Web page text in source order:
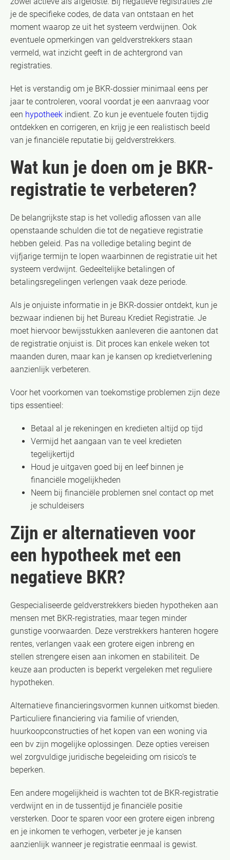
je de specifieke codes, de data van ontstaan en het
moment waarop ze uit het systeem verdwijnen. Ook
eventuele opmerkingen van geldverstrekkers staan
vermeld, wat inzicht geeft in de achtergrond van
registraties.
Het is verstandig om je BKR-dossier minimaal eens per
jaar te controleren, vooral voordat je een aanvraag voor
een hypotheek indient. Zo kun je eventuele fouten tijdig
ontdekken en corrigeren, en krijg je een realistisch beeld
van je financiële reputatie bij geldverstrekkers.
Wat kun je doen om je BKR-
registratie te verbeteren?
De belangrijkste stap is het volledig aflossen van alle
openstaande schulden die tot de negatieve registratie
hebben geleid. Pas na volledige betaling begint de
vijfjarige termijn te lopen waarbinnen de registratie uit het
systeem verdwijnt. Gedeeltelijke betalingen of
betalingsregelingen verlengen vaak deze periode.
Als je onjuiste informatie in je BKR-dossier ontdekt, kun je
bezwaar indienen bij het Bureau Krediet Registratie. Je
moet hiervoor bewijsstukken aanleveren die aantonen dat
de registratie onjuist is. Dit proces kan enkele weken tot
maanden duren, maar kan je kansen op kredietverlening
aanzienlijk verbeteren.
Voor het voorkomen van toekomstige problemen zijn deze
tips essentieel:
Betaal al je rekeningen en kredieten altijd op tijd
Vermijd het aangaan van te veel kredieten
tegelijkertijd
Houd je uitgaven goed bij en leef binnen je
financiële mogelijkheden
Neem bij financiële problemen snel contact op met
je schuldeisers
Zijn er alternatieven voor
een hypotheek met een
negatieve BKR?
Gespecialiseerde geldverstrekkers bieden hypotheken aan
mensen met BKR-registraties, maar tegen minder
gunstige voorwaarden. Deze verstrekkers hanteren hogere
rentes, verlangen vaak een grotere eigen inbreng en
stellen strengere eisen aan inkomen en stabiliteit. De
keuze aan producten is beperkt vergeleken met reguliere
hypotheken.
Alternatieve financieringsvormen kunnen uitkomst bieden.
Particuliere financiering via familie of vrienden,
huurkoopconstructies of het kopen van een woning via
een bv zijn mogelijke oplossingen. Deze opties vereisen
wel zorgvuldige juridische begeleiding om risico’s te
beperken.
Een andere mogelijkheid is wachten tot de BKR-registratie
verdwijnt en in de tussentijd je financiële positie
versterken. Door te sparen voor een grotere eigen inbreng
en je inkomen te verhogen, verbeter je je kansen
aanzienlijk wanneer je registratie eenmaal is gewist.